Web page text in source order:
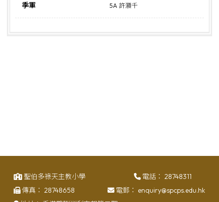
季軍 5A 許灝千
聖伯多祿天主教小學 電話： 28748311
傳真： 28748658 電郵： enquiry@spcps.edu.hk